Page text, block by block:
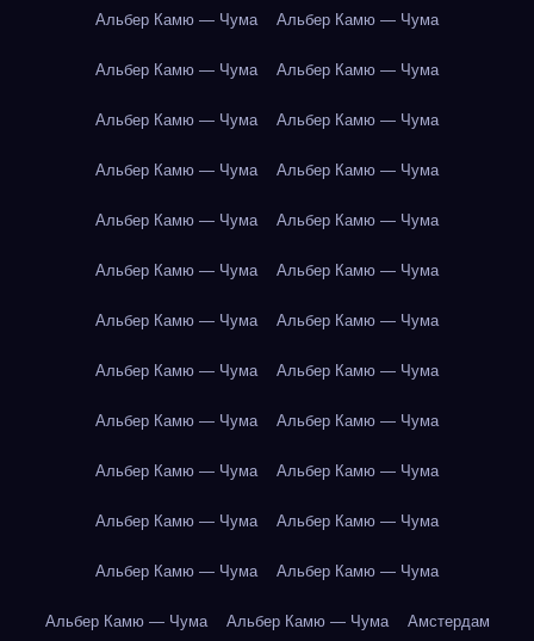
Альбер Камю — Чума Альбер Камю — Чума
Альбер Камю — Чума Альбер Камю — Чума
Альбер Камю — Чума Альбер Камю — Чума
Альбер Камю — Чума Альбер Камю — Чума
Альбер Камю — Чума Альбер Камю — Чума
Альбер Камю — Чума Альбер Камю — Чума
Альбер Камю — Чума Альбер Камю — Чума
Альбер Камю — Чума Альбер Камю — Чума
Альбер Камю — Чума Альбер Камю — Чума
Альбер Камю — Чума Альбер Камю — Чума
Альбер Камю — Чума Альбер Камю — Чума
Альбер Камю — Чума Альбер Камю — Чума
Альбер Камю — Чума Альбер Камю — Чума Амстердам